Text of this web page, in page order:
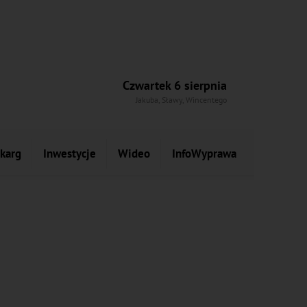
Czwartek 6 sierpnia
Jakuba, Sławy, Wincentego
Inwestycje Wideo InfoWyprawa